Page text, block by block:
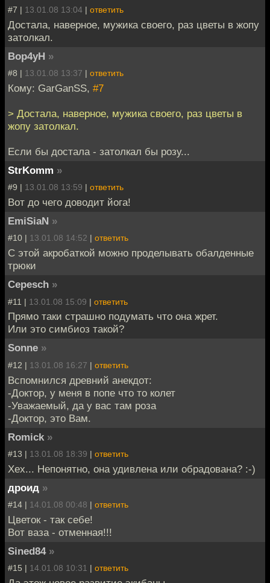
#7 | 13.01.08 13:04 | ответить
Достала, наверное, мужика своего, раз цветы в жопу
затолкал.
Bop4yH »
#8 | 13.01.08 13:37 | ответить
Кому: GarGanSS, #7
> Достала, наверное, мужика своего, раз цветы в
жопу затолкал.
Если бы достала - затолкал бы розу...
StrKomm »
#9 | 13.01.08 13:59 | ответить
Вот до чего доводит йога!
EmiSiaN »
#10 | 13.01.08 14:52 | ответить
С этой акробаткой можно проделывать обалденные
трюки
Cepesch »
#11 | 13.01.08 15:09 | ответить
Прямо таки страшно подумать что она жрет.
Или это симбиоз такой?
Sonne »
#12 | 13.01.08 16:27 | ответить
Вспомнился древний анекдот:
-Доктор, у меня в попе что то колет
-Уважаемый, да у вас там роза
-Доктор, это Вам.
Romick »
#13 | 13.01.08 18:39 | ответить
Хех... Непонятно, она удивлена или обрадована? :-)
дроид »
#14 | 14.01.08 00:48 | ответить
Цветок - так себе!
Вот ваза - отменная!!!
Sined84 »
#15 | 14.01.08 10:31 | ответить